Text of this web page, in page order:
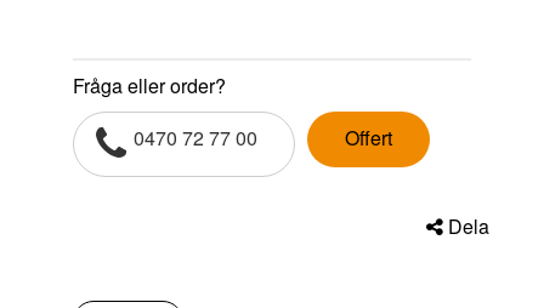
Fråga eller order?
0470 72 77 00
Offert
Dela